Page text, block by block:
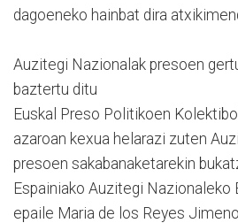
dagoeneko hainbat dira
Auzitegi Nazionalak presoen
baztertu ditu
Euskal Preso Politikoen
azaroan kexua helarazi zuten
presoen sakabanaketarekin
Espainiako Auzitegi Nazionaleko
epaile Maria de los Reyes